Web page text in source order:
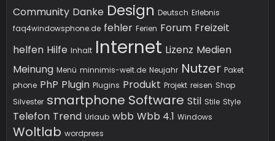
Community Danke Design Deutsch Erlebnis
faq4windowsphone.de fehler Ferien Forum Freizeit
helfen Hilfe Inhalt Internet Lizenz Medien
Meinung Menü minnimis-welt.de Neujahr Nutzer Paket
phone PhP Plugin Plugins Produkt Projekt reisen Shop
Silvester smartphone Software Stil Stile Style
Telefon Trend Urlaub wbb Wbb 4.1 Windows
Woltlab wordpress